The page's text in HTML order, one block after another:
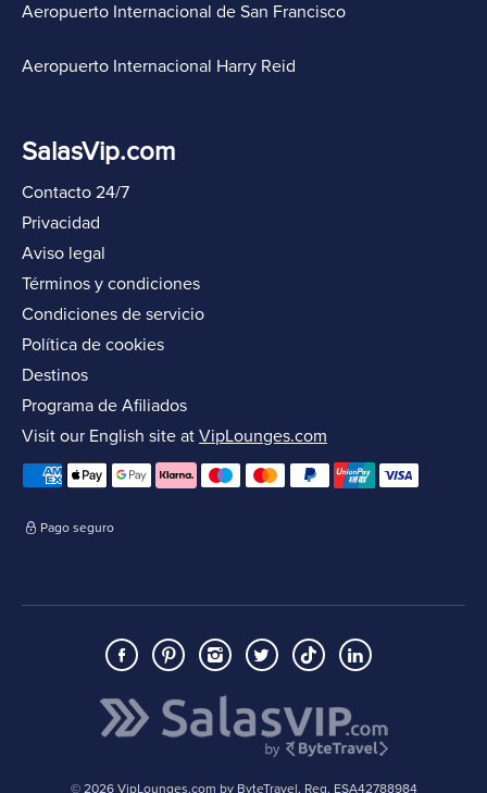
Aeropuerto Internacional de San Francisco
Aeropuerto Internacional Harry Reid
SalasVip.com
Contacto 24/7
Privacidad
Aviso legal
Términos y condiciones
Condiciones de servicio
Política de cookies
Destinos
Programa de Afiliados
Visit our English site at VipLounges.com
Pago seguro
© 2026 VipLounges.com by ByteTravel, Reg. ESA42788984